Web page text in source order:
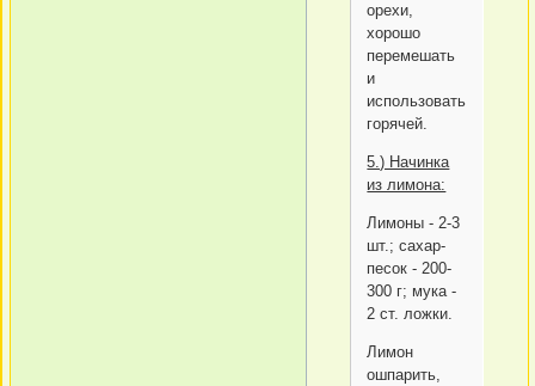
орехи,
хорошо
перемешать
и
использовать
горячей.
5.) Начинка
из лимона:
Лимоны - 2-3
шт.; сахар-
песок - 200-
300 г; мука -
2 ст. ложки.
Лимон
ошпарить,